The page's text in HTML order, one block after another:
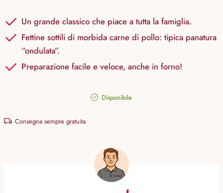
Un grande classico che piace a tutta la famiglia.
Fettine sottili di morbida carne di pollo: tipica panatura
“ondulata”.
Preparazione facile e veloce, anche in forno!
Disponibile
Consegna sempre gratuita